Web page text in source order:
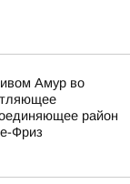
Амур во
район
Фриз